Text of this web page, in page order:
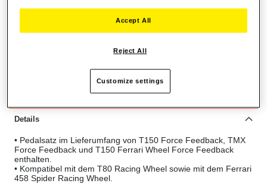
IN DEN WARENKORB
60
% of100
Details
• Pedalsatz im Lieferumfang von T150 Force Feedback, TMX
Force Feedback und T150 Ferrari Wheel Force Feedback
enthalten.
• Kompatibel mit dem T80 Racing Wheel sowie mit dem Ferrari
458 Spider Racing Wheel.
Reject All
Accept All
Customize settings